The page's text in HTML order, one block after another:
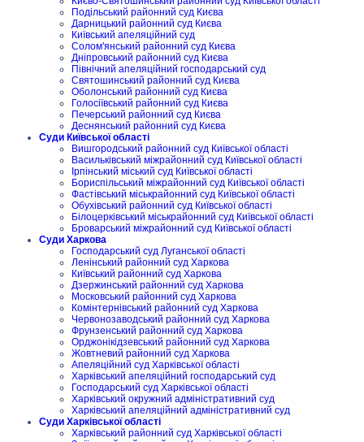
Подільський районний суд Києва
Дарницький районний суд Києва
Київський апеляційний суд
Солом'янський районний суд Києва
Дніпровський районний суд Києва
Північний апеляційний господарський суд
Святошинський районний суд Києва
Оболонський районний суд Києва
Голосіївський районний суд Києва
Печерський районний суд Києва
Деснянський районний суд Києва
Суди Київської області
Вишгородський районний суд Київської області
Васильківський міжрайонний суд Київської області
Ірпінський міський суд Київської області
Бориспільський міжрайонний суд Київської області
Фастівський міськрайонний суд Київської області
Обухівський районний суд Київської області
Білоцерківський міськрайонний суд Київської області
Броварський міжрайонний суд Київської області
Суди Харкова
Господарський суд Луганської області
Ленінський районний суд Харкова
Київський районний суд Харкова
Дзержинський районний суд Харкова
Московський районний суд Харкова
Комінтернівський районний суд Харкова
Червонозаводський районний суд Харкова
Фрунзенський районний суд Харкова
Орджонікідзевський районний суд Харкова
Жовтневий районний суд Харкова
Апеляційний суд Харківської області
Харківський апеляційний господарський суд
Господарський суд Харківської області
Харківський окружний адміністративний суд
Харківський апеляційний адміністративний суд
Суди Харківської області
Харківський районний суд Харківської області